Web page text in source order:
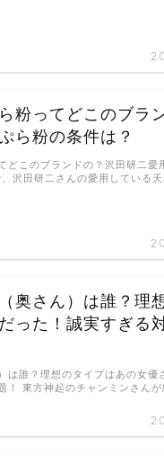
粉ってどこのブラ
ら粉の条件は？
どこのブランドの？沢田研二愛
沢田研二さんの愛用している
奥さん）は誰？理
った！誠実すぎる
は誰？理想のタイプはあの女優
！ 東方神起のチャンミンさん